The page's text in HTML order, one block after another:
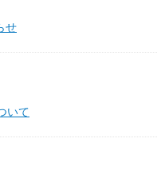
せ
いて